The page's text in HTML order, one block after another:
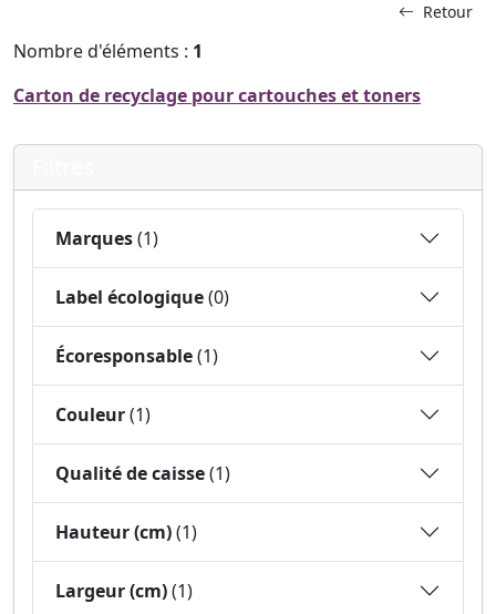
Retour
Nombre d'éléments : 1
Carton de recyclage pour cartouches et toners
Marques(1)
Label écologique(0)
Écoresponsable(1)
Couleur(1)
Qualité de caisse(1)
Hauteur (cm)(1)
Largeur (cm)(1)